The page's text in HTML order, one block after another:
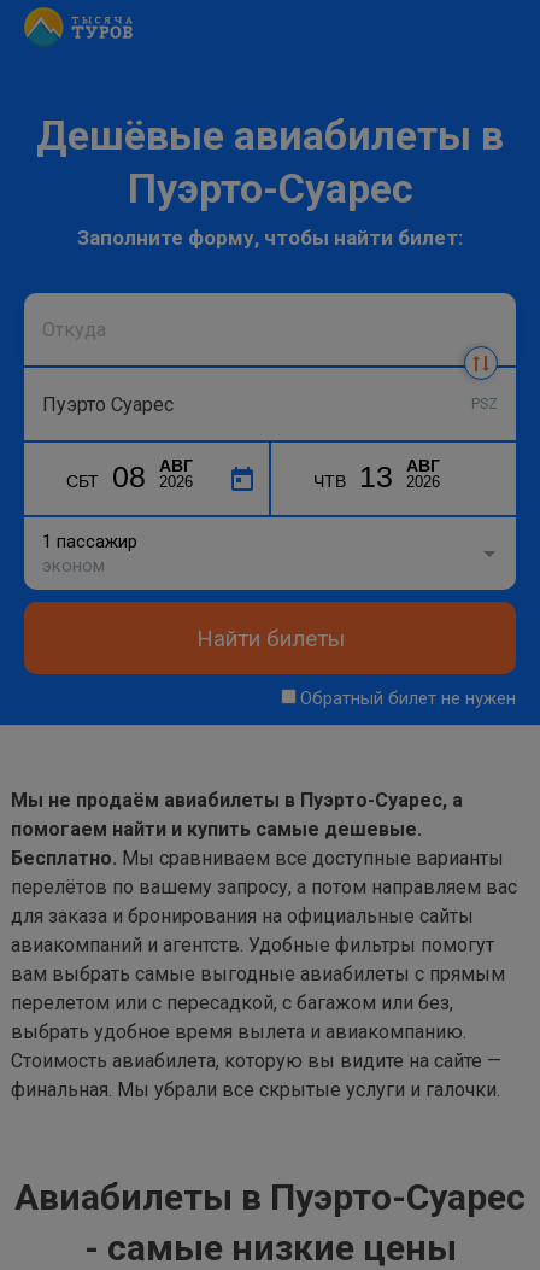
Дешёвые авиабилеты в
Пуэрто-Суарес
Заполните форму, чтобы найти билет:
PSZ
СБТ 08 АВГ
2026 ЧТВ 13 АВГ
2026
1 пассажир
эконом
Найти билеты
Обратный билет не нужен
Мы не продаём авиабилеты в Пуэрто-Суарес, а
помогаем найти и купить самые дешевые.
Бесплатно. Мы сравниваем все доступные варианты
перелётов по вашему запросу, а потом направляем вас
для заказа и бронирования на официальные сайты
авиакомпаний и агентств. Удобные фильтры помогут
вам выбрать самые выгодные авиабилеты с прямым
перелетом или с пересадкой, с багажом или без,
выбрать удобное время вылета и авиакомпанию.
Стоимость авиабилета, которую вы видите на сайте —
финальная. Мы убрали все скрытые услуги и галочки.
Авиабилеты в Пуэрто-Суарес
- самые низкие цены